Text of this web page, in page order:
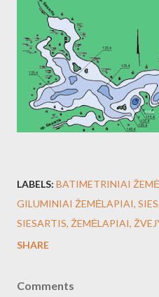
LABELS: BATIMETRINIAI
GILUMINIAI ŽEMĖLAPIAI
SIESARTIS ŽEMĖLAPIAI
SHARE
Comments